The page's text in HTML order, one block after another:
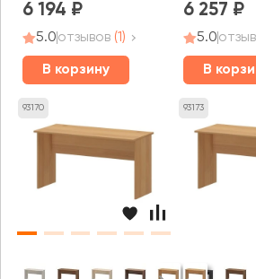
6 194
5.0отзывов (1)
В корзину
6 257
5.0
В
93170 93173